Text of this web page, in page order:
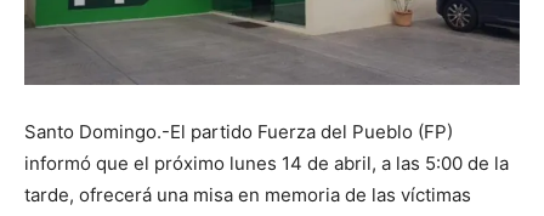
Santo Domingo.-El partido Fuerza del Pueblo (FP)
informó que el próximo lunes 14 de abril, a las 5:00 de la
tarde, ofrecerá una misa en memoria de las víctimas